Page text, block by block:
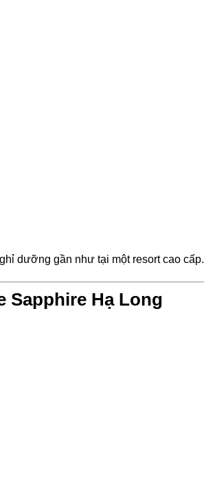
dưỡng gần như tại một resort cao cấp.
Sapphire Hạ Long